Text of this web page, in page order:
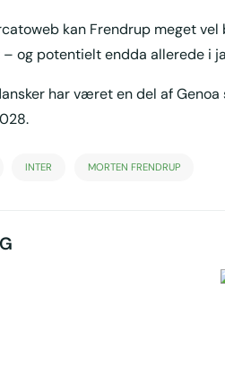
kan Frendrup meget
og potentielt endda allerede i
har været en del af
INTER MORTEN FRENDRUP